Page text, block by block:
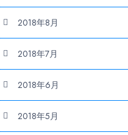
2018年8月
2018年7月
2018年6月
2018年5月